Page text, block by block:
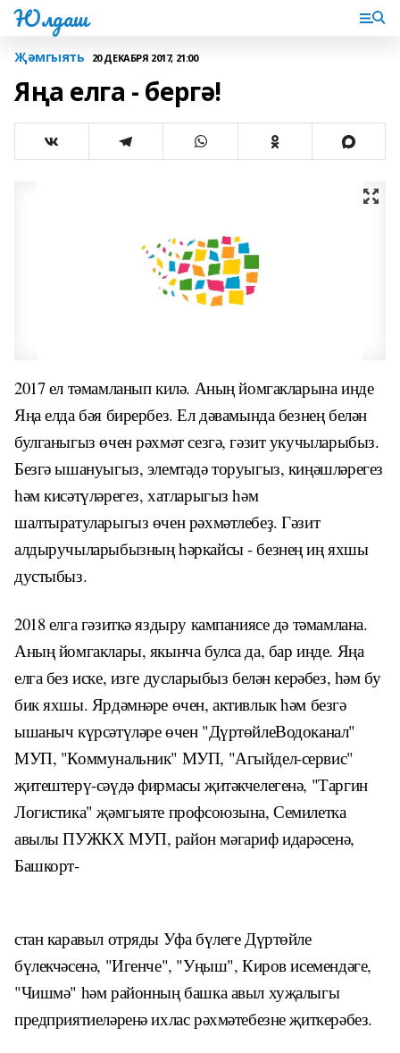
Юлдаш
Җәмгыять 20 ДЕКАБРЯ 2017, 21:00
Яңа елга - бергә!
2017 ел тәмамланып килә. Аның йомгакларына инде
Яңа елда бәя бирербез. Ел дәвамында безнең белән
булганыгыз өчен рәхмәт сезгә, гәзит укучыларыбыз.
Безгә ышануыгыз, элемтәдә торуыгыз, киңәшләрегез
һәм кисәтүләрегез, хатларыгыз һәм
шалтыратуларыгыз өчен рәхмәтлебеҙ. Гәзит
алдыручыларыбызның һәркайсы - безнең иң яхшы
дустыбыз.
2018 елга гәзиткә яздыру кампаниясе дә тәмамлана.
Аның йомгаклары, якынча булса да, бар инде. Яңа
елга безиске, изге дусларыбыз белән керәбез, һәм бу
бик яхшы. Ярдәмнәре өчен, активлык һәм безгә
ышаныч күрсәтүләреөчен "ДүртөйлеВодоканал"
МУП, "Коммунальник" МУП, "Агыйдел-сервис"
җитештерү-сәүдә фирмасы җитәкчелегенә, "Таргин
Логистика" җәмгыяте профсоюзына, Семилетка
авылы ПУЖКХ МУП, район мәгариф идарәсенә,
Башкорт-
стан каравыл отряды Уфа бүлеге Дүртөйле
бүлекчәсенә, "Игенче", "Уңыш", Киров исемендәге,
"Чишмә" һәмрайонның башка авыл хуҗалыгы
предприятиеләренә ихлас рәхмәтебезне җиткерәбез.